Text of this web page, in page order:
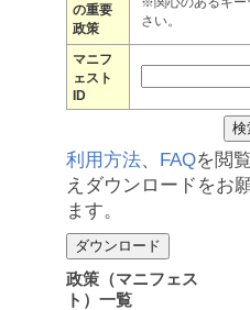
の重要
政策
さい。
マニフ
ェスト
ID
利用方法、 FAQを閲
えダウンロードをお
ます。
政策（マニフェス
ト）一覧